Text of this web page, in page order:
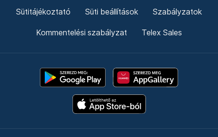
Sütitájékoztató Süti beállítások Szabályzatok
Kommentelési szabályzat Telex Sales